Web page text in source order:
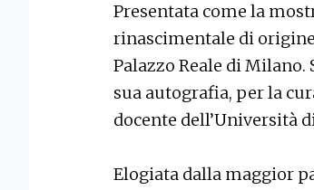
Presentata come la
rinascimentale di
Palazzo Reale di
sua autografia, per la
docente dell’Università
Elogiata dalla maggior